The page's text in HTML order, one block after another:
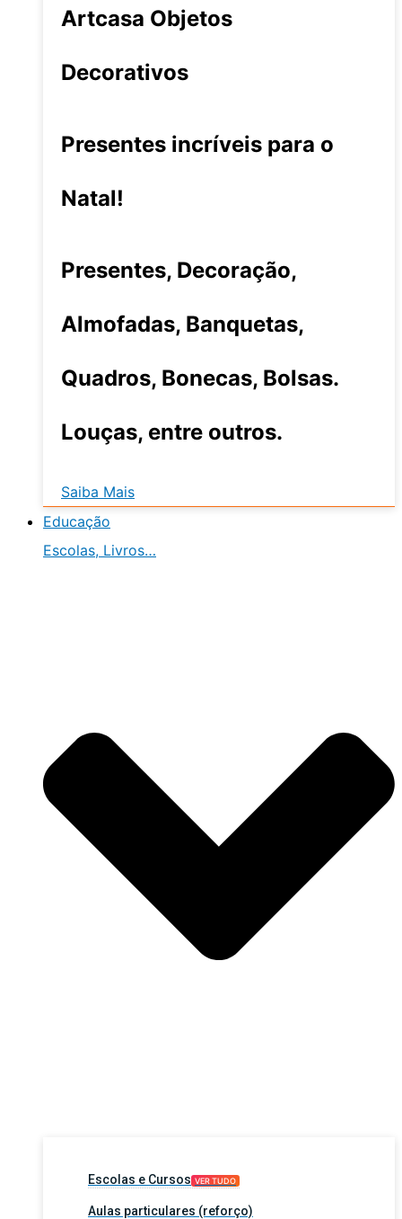
Artcasa Objetos
Decorativos
Presentes incríveis para o
Natal!
Presentes, Decoração,
Almofadas, Banquetas,
Quadros, Bonecas, Bolsas.
Louças, entre outros.
Saiba Mais
Educação
Escolas, Livros…
Escolas e Cursos VER TUDO
Aulas particulares (reforço)